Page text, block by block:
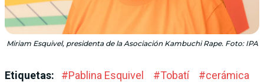
Miriam Esquivel, presidenta de la Asociación Kambuchi Rape. Foto: IPA
Etiquetas: #Pablina Esquivel #Tobatí #cerámica